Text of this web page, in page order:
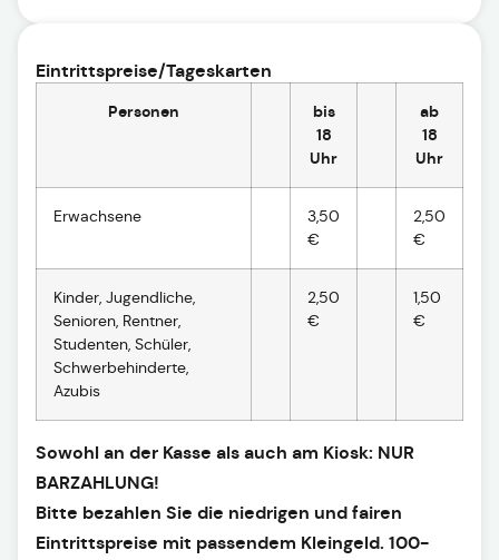
Eintrittspreise/Tageskarten
Personen
bis
18
Uhr
ab
18
Uhr
Erwachsene
3,50
€
2,50
€
Kinder, Jugendliche,
Senioren, Rentner,
Studenten, Schüler,
Schwerbehinderte,
Azubis
2,50
€
1,50
€
Sowohl an der Kasse als auch am Kiosk: NUR
BARZAHLUNG!
Bitte bezahlen Sie die niedrigen und fairen
Eintrittspreise mit passendem Kleingeld. 100-